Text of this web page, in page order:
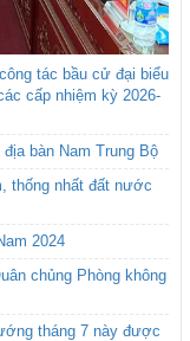
tác bầu cử đại biểu
cấp nhiệm kỳ 2026-
bàn Nam Trung Bộ
thống nhất đất nước
2024
chủng Phòng không
tháng 7 này được